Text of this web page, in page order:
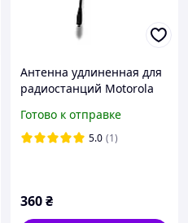
Антенна удлиненная для
радиостанций Motorola
Готово к отправке
5.0 (1)
360₴